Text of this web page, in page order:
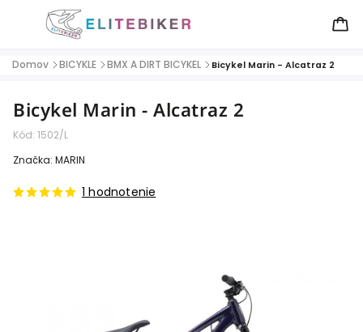
Domov / BICYKLE / BMX A DIRT BICYKEL / Bicykel Marin - Alcatraz 2
Bicykel Marin - Alcatraz 2
Kód: 1502/L
1 hodnotenie
Značka: MARIN